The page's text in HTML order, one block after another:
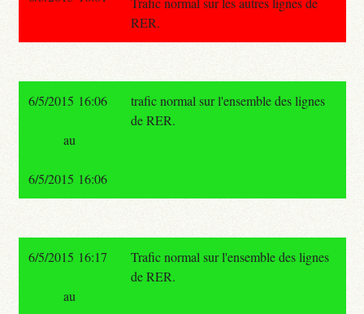
RER.
6/5/2015 16:06
trafic normal sur l'ensemble des lignes
de RER.
au
6/5/2015 16:06
6/5/2015 16:17
Trafic normal sur l'ensemble des lignes
de RER.
au